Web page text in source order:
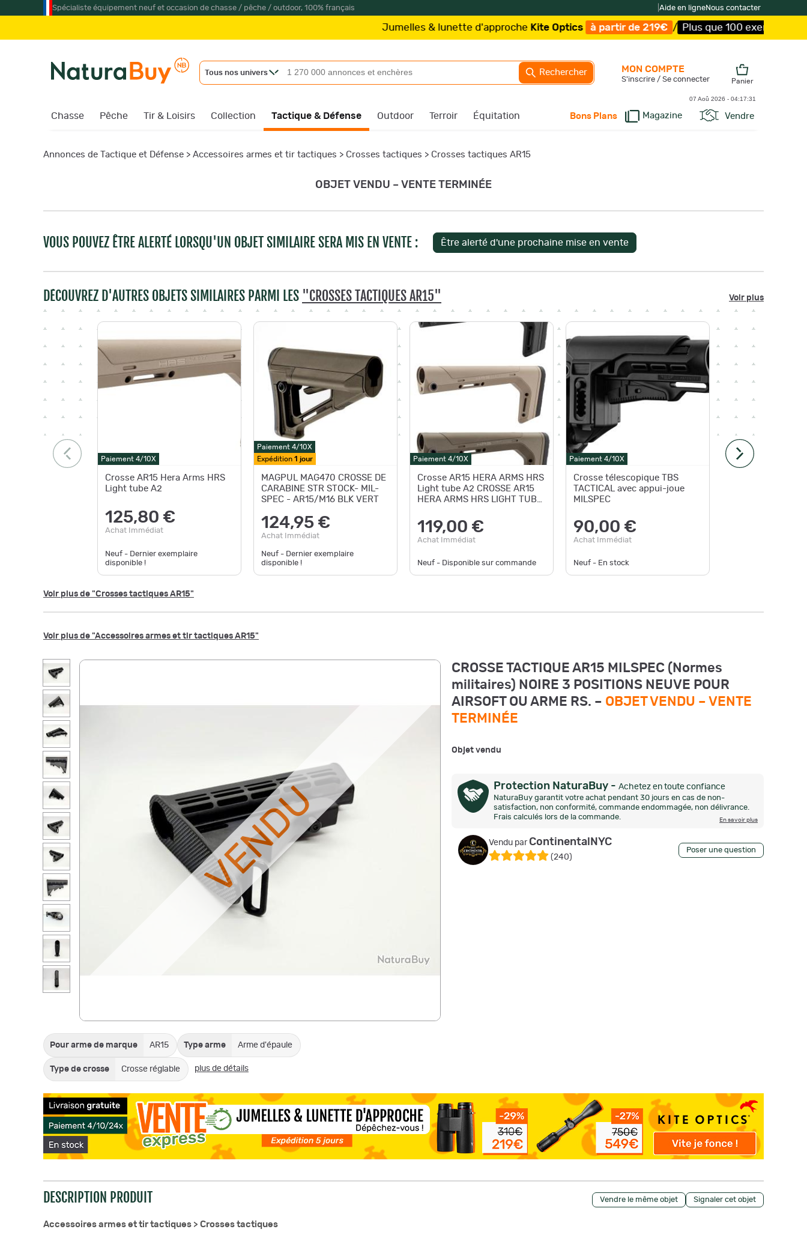
Spécialiste équipement neuf et occasion de chasse / pêche / outdoor, 100% français Aide en ligneNous contacter
Jumelles & lunette d'approche Kite Optics à partir de 219€ / Plus que 100 exemplaires ! /
Tous nos univers Rechercher
Chasse Pêche Tir & Loisirs Collection Tactique & Défense Outdoor Terroir Équitation Bons Plans Magazine Vendre
MON COMPTE
S'inscrire / Se connecter Panier
07 Aoû 2026 - 04:17:32
Annonces de Tactique et Défense > Accessoires armes et tir tactiques > Crosses tactiques > Crosses tactiques AR15
OBJET VENDU – VENTE TERMINÉE
VOUS POUVEZ ÊTRE ALERTÉ LORSQU'UN OBJET SIMILAIRE SERA MIS EN VENTE :
DÉCOUVREZ D'AUTRES OBJETS SIMILAIRES PARMI LES "CROSSES TACTIQUES AR15" Voir plus
Paiement 4/10X
Crosse AR15 Hera Arms HRS
Light tube A2
125,80 €
Achat Immédiat
Neuf - Dernier exemplaire
disponible !
Paiement 4/10X
Expédition 1 jour
MAGPUL MAG470 CROSSE DE
CARABINE STR STOCK- MIL-
SPEC - AR15/M16 BLK VERT
124,95 €
Achat Immédiat
Neuf - Dernier exemplaire
disponible !
Paiement 4/10X
Crosse AR15 HERA ARMS HRS
Light tube A2 CROSSE AR15
HERA ARMS HRS LIGHT TUBE
119,00 €
Achat Immédiat
Neuf - Disponible sur commande
Paiement 4/10X
Crosse télescopique TBS
TACTICAL avec appui-joue
MILSPEC
90,00 €
Achat Immédiat
Neuf - En stock
Voir plus de "Crosses tactiques AR15"
Voir plus de "Accessoires armes et tir tactiques AR15"
VENDU
Pour arme de marque AR15 Type arme Arme d'épaule
Type de crosse Crosse réglable plus de détails
CROSSE TACTIQUE AR15 MILSPEC (Normes
militaires) NOIRE 3 POSITIONS NEUVE POUR
AIRSOFT OU ARME RS. – OBJET VENDU – VENTE
TERMINÉE
Objet vendu
Protection NaturaBuy - Achetez en toute confiance
NaturaBuy garantit votre achat pendant 30 jours en cas de non-
satisfaction, non conformité, commande endommagée, non délivrance.
Frais calculés lors de la commande.
En savoir plus
Vendu par ContinentalNYC
(240)
Poser une question
Vendre le même objet Signaler cet objet
DESCRIPTION PRODUIT
Accessoires armes et tir tactiques > Crosses tactiques